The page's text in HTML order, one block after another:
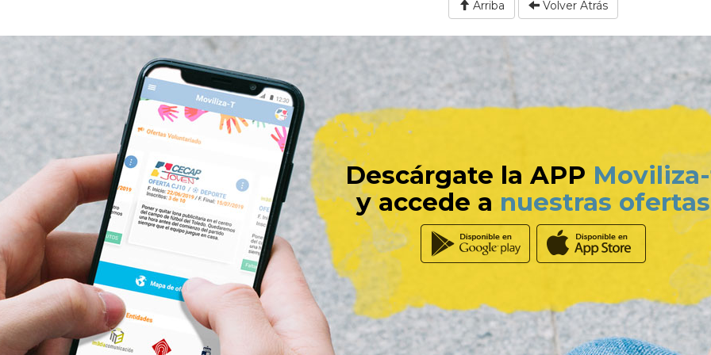
Arriba Volver Atrás
Descárgate la APP
y accede a nuestras ofertas